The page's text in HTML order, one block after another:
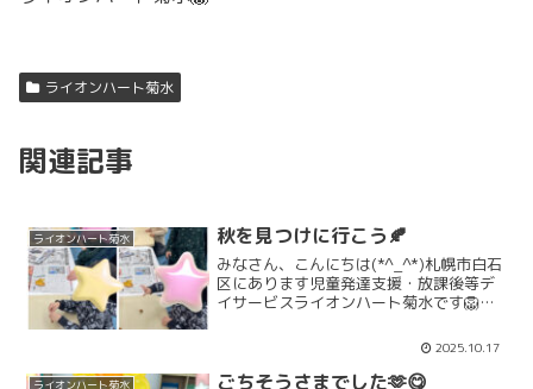
ライオンハート菊水
関連記事
ライオンハート菊水 秋を見つけに行こう🍂
みなさん、こんにちは(*^_^*)札幌市白石
区にあります児童発達支援・放課後等デ
イサービスライオンハート菊水です🦁日
て来ました🍂来週には、いよいよ初雪が
降るかも？と天気予報⛄💦子どもたち
は、変わらず元気い...
2025.10.17
ライオンハート菊水 ごちそうさまでした🫶😋